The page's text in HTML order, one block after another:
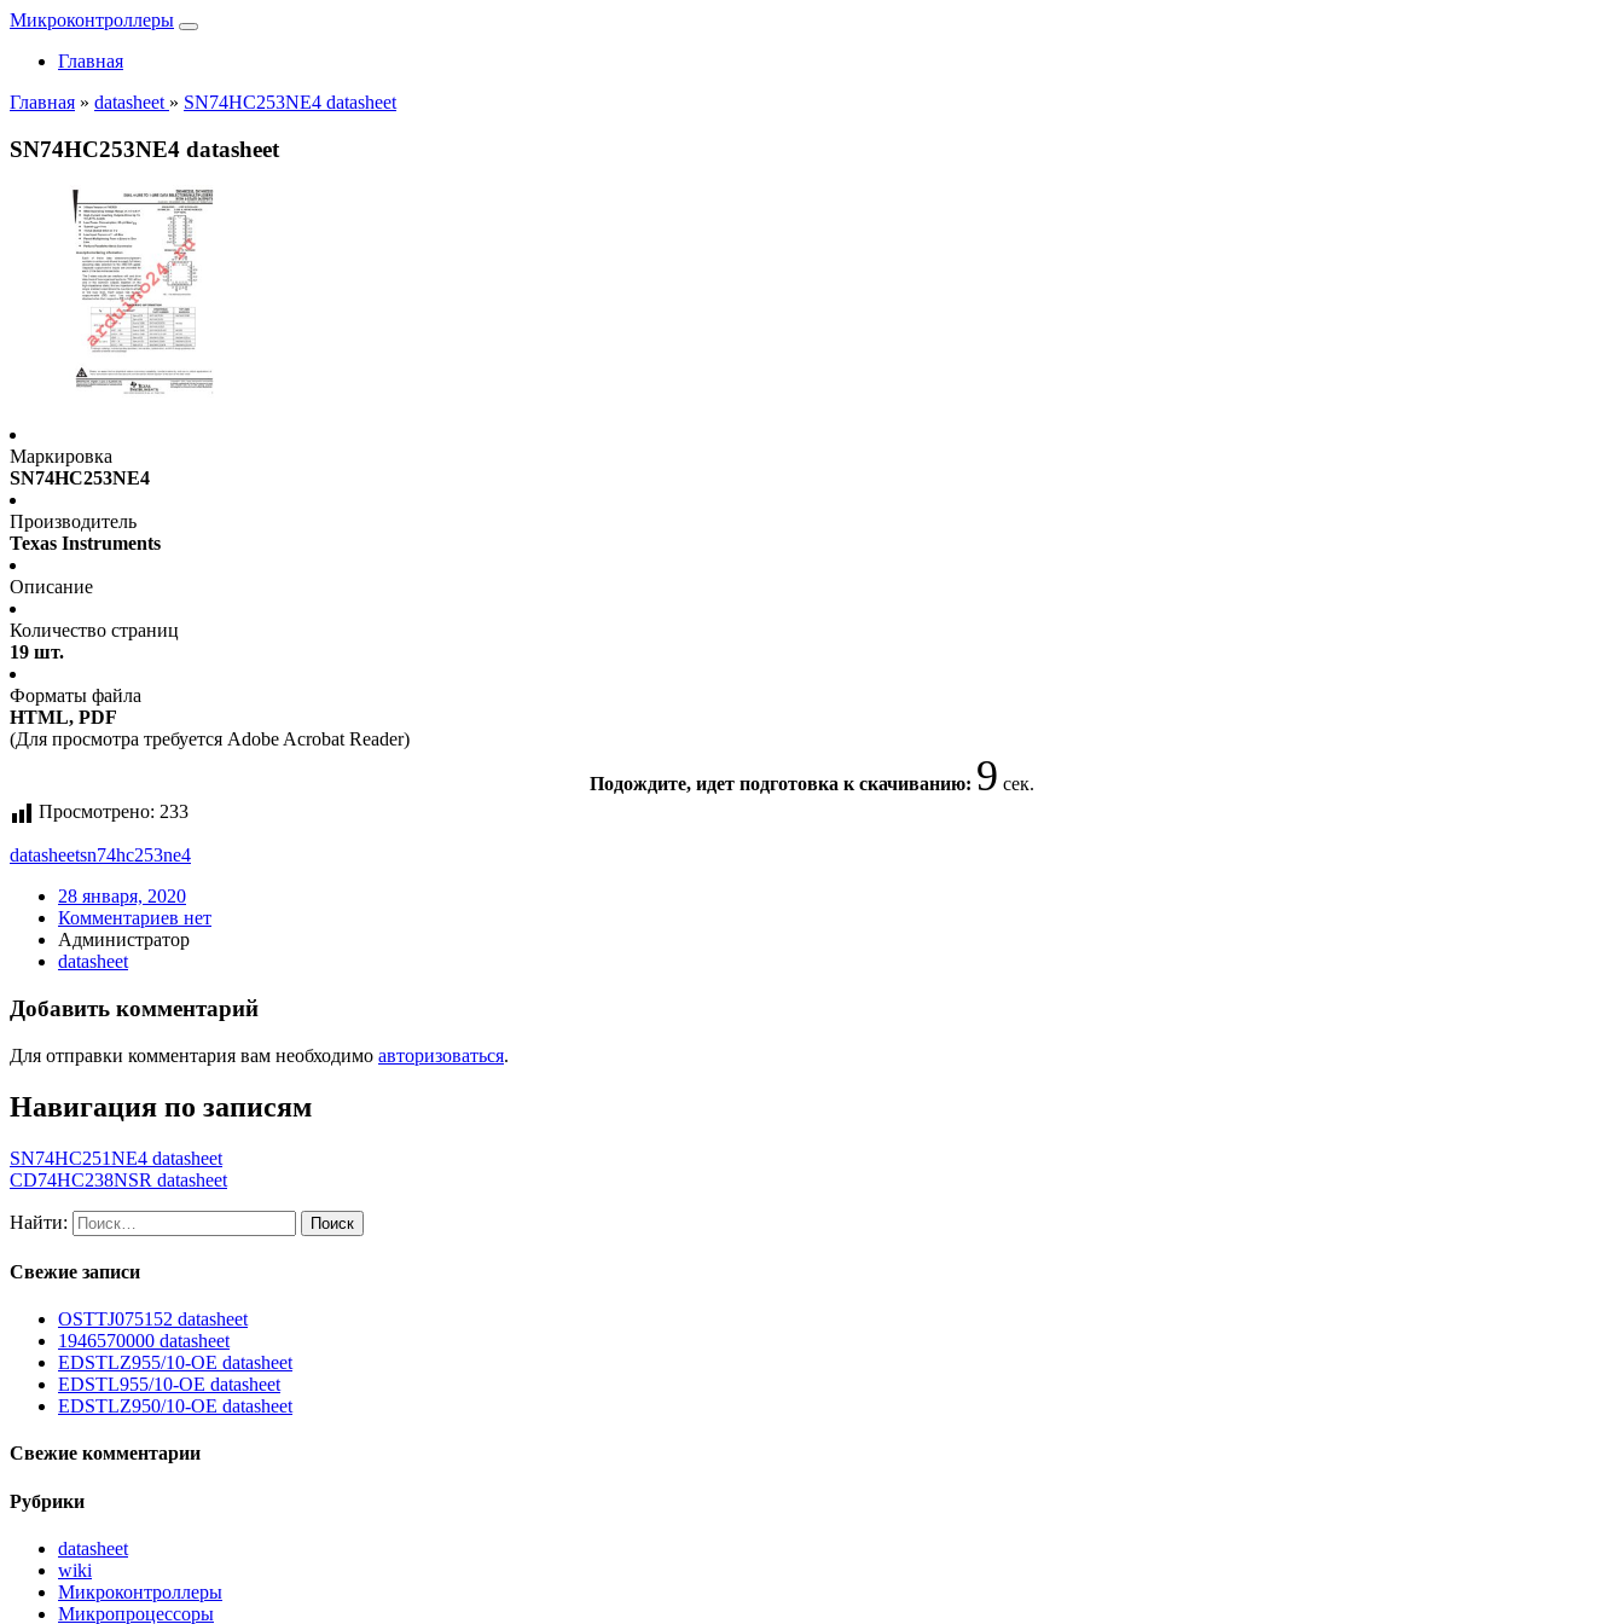
Микроконтроллеры
Главная
Главная » datasheet » SN74HC253NE4 datasheet
SN74HC253NE4 datasheet
Маркировка
SN74HC253NE4
Производитель
Texas Instruments
Описание
Количество страниц
19 шт.
Форматы файла
HTML, PDF
(Для просмотра требуется Adobe Acrobat Reader)
Подождите, идет подготовка к скачиванию: 9 сек.
Просмотрено: 233
datasheetsn74hc253ne4
28 января, 2020
Комментариев нет
Администратор
datasheet
Добавить комментарий
Для отправки комментария вам необходимо авторизоваться.
Навигация по записям
SN74HC251NE4 datasheet
CD74HC238NSR datasheet
Найти:
Свежие записи
OSTTJ075152 datasheet
1946570000 datasheet
EDSTLZ955/10-OE datasheet
EDSTL955/10-OE datasheet
EDSTLZ950/10-OE datasheet
Свежие комментарии
Рубрики
datasheet
wiki
Микроконтроллеры
Микропроцессоры